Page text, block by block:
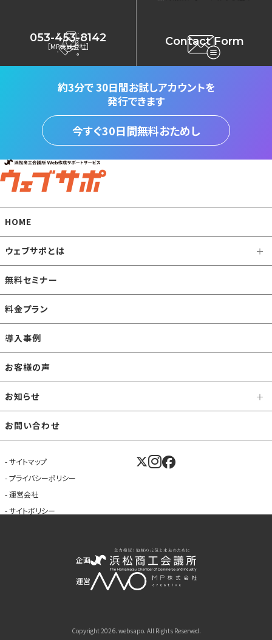
053-453-8142
［MP株式会社］ Contact Form
約3分で30日間お試しアカウントを
発行できます
今すぐ30日間無料おためし
HOME
ウェブサポとは
無料セミナー
料金プラン
導入事例
お客様の声
お知らせ
お問い合わせ
サイトマップ
プライバシーポリシー
運営会社
サイトポリシー
企画
運営
Copyright 2026. websapo. All Rights Reserved.